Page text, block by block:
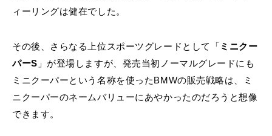
ィーリングは健在でした。
その後、さらなる上位スポーツグレードとして「 ミニクー
パーS 」が登場しますが、発売当初ノーマルグレードにも
ミニクーパーという名称を使ったBMWの販売戦略は、ミ
ニクーパーのネームバリューにあやかったのだろうと想像
できます。